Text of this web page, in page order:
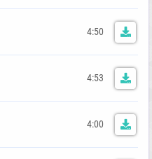
4:50
4:53
4:00